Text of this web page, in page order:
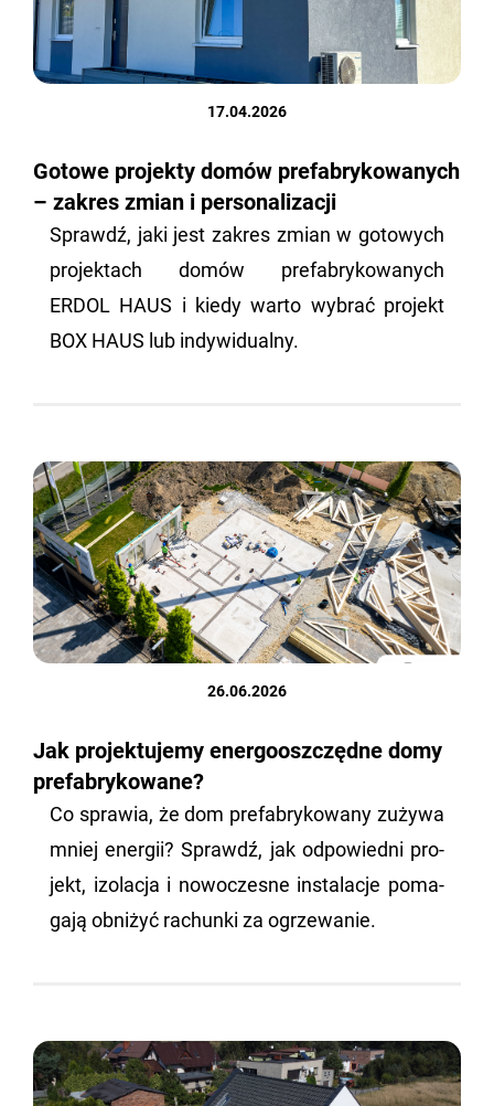
17.04.2026
Gotowe projekty domów prefabrykowanych
– zakres zmian i personalizacji
Sprawdź, jaki jest za­kres zmian w go­to­wych
pro­jek­tach domów pre­fa­bry­ko­wa­nych
ERDOL HAUS i kiedy warto wy­brać pro­jekt
BOX HAUS lub in­dy­wi­du­al­ny.
26.06.2026
Jak projektujemy energooszczędne domy
prefabrykowane?
Co spra­wia, że dom pre­fa­bry­ko­wa­ny zu­ży­wa
mniej ener­gii? Sprawdź, jak od­po­wied­ni pro­
jekt, izo­la­cja i no­wo­cze­sne in­sta­la­cje po­ma­
ga­ją ob­ni­żyć ra­chun­ki za ogrze­wa­nie.